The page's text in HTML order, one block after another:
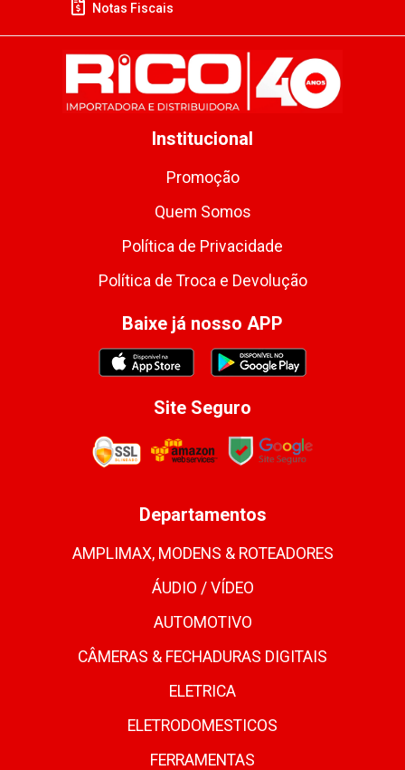
Notas Fiscais
Institucional
Promoção
Quem Somos
Política de Privacidade
Política de Troca e Devolução
Baixe já nosso APP
Site Seguro
Departamentos
AMPLIMAX, MODENS & ROTEADORES
ÁUDIO / VÍDEO
AUTOMOTIVO
CÂMERAS & FECHADURAS DIGITAIS
ELETRICA
ELETRODOMESTICOS
FERRAMENTAS